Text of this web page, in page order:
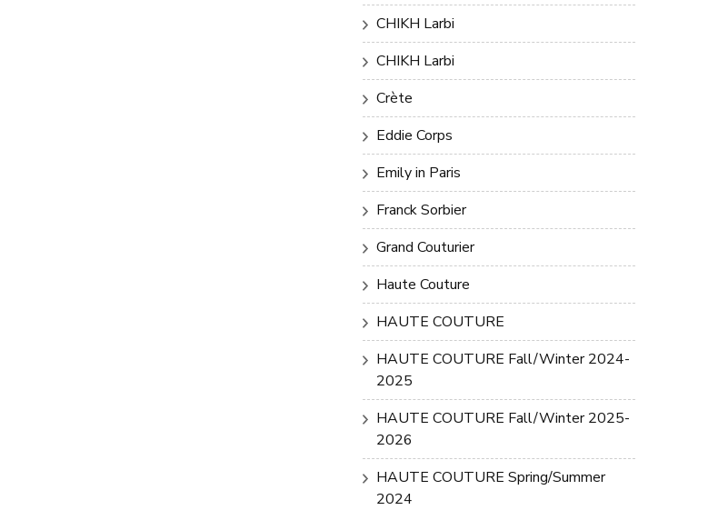
CHIKH Larbi
CHIKH Larbi
Crète
Eddie Corps
Emily in Paris
Franck Sorbier
Grand Couturier
Haute Couture
HAUTE COUTURE
HAUTE COUTURE Fall/Winter 2024-
2025
HAUTE COUTURE Fall/Winter 2025-
2026
HAUTE COUTURE Spring/Summer
2024